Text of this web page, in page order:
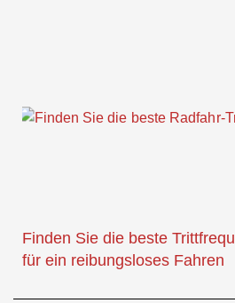
Finden Sie die beste
für ein reibungsloses Fahren